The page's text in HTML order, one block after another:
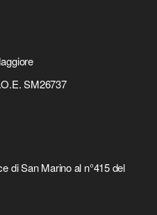
SM26737
di San Marino al n°415 del